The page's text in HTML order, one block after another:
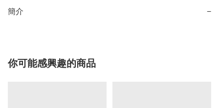
簡介 −
你可能感興趣的商品